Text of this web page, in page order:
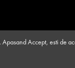
Accept, esti de